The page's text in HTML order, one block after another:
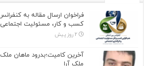
فراخوان ارسال مقاله به
کسب و کار، مسئولیت اجتماعی
2 روز پیش
آخرین کامیت؛بدرود ماهان ملک
ملک آرا